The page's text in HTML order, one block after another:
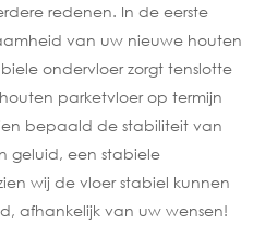
redenen. In de eerste
van uw nieuwe houten
ondervloer zorgt tenslotte
parketvloer op termijn
bepaald de stabiliteit van
geluid, een stabiele
wij de vloer stabiel kunnen
afhankelijk van uw wensen!